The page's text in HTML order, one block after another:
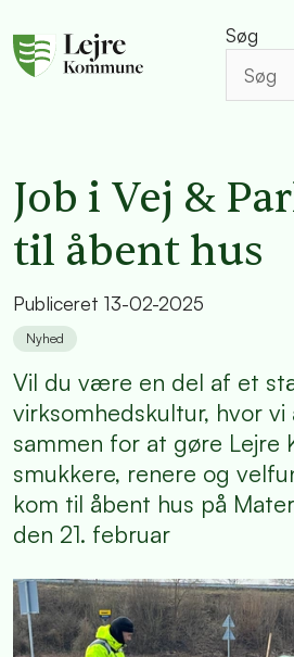
Søg
Job i Vej &
til åbent hus
Publiceret 13-02-2025
Nyhed
Vil du være en del af et
virksomhedskultur, hvor vi
sammen for at gøre Lejre
smukkere, renere og
kom til åbent hus på
den 21. februar